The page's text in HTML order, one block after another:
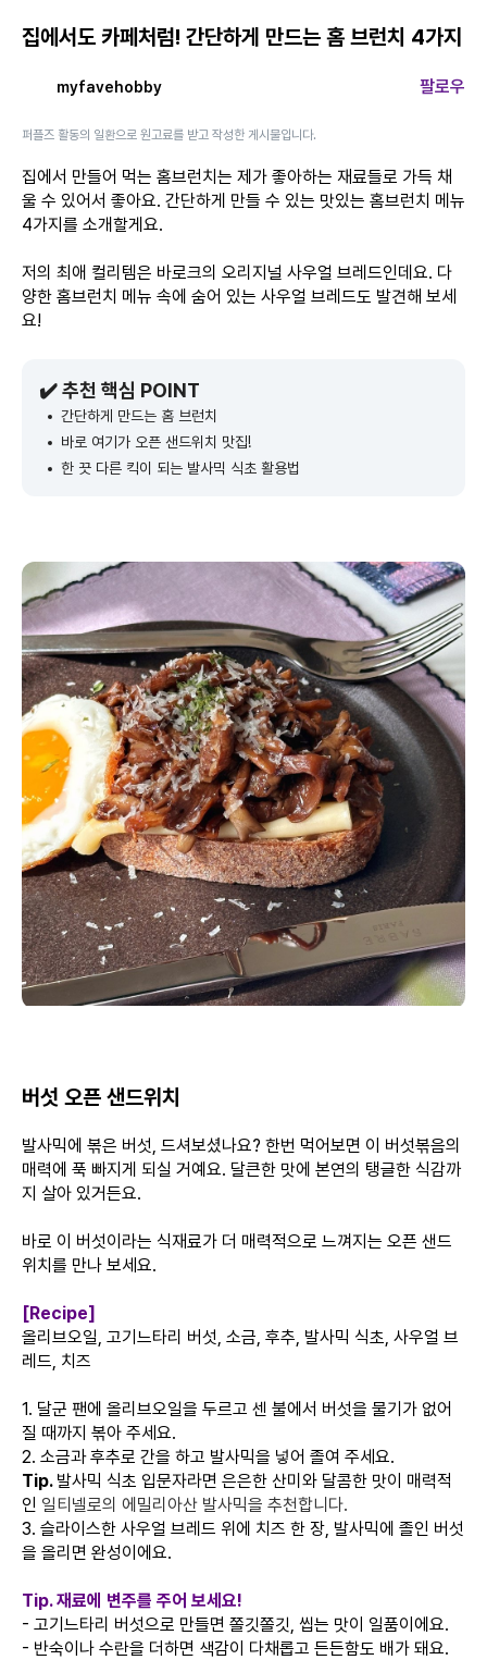
집에서도 카페처럼! 간단하게 만드는 홈 브런치 4가지
myfavehobby 팔로우
퍼플즈 활동의 일환으로 원고료를 받고 작성한 게시물입니다.
집에서 만들어 먹는 홈브런치는 제가 좋아하는 재료들로 가득 채
울 수 있어서 좋아요. 간단하게 만들 수 있는 맛있는 홈브런치 메뉴
4가지를 소개할게요.
저의 최애 컬리템은 바로크의 오리지널 사우얼 브레드인데요. 다
양한 홈브런치 메뉴 속에 숨어 있는 사우얼 브레드도 발견해 보세
요!
✔️ 추천 핵심 POINT
간단하게 만드는 홈 브런치
바로 여기가 오픈 샌드위치 맛집!
한 끗 다른 킥이 되는 발사믹 식초 활용법
버섯 오픈 샌드위치
발사믹에 볶은 버섯, 드셔보셨나요? 한번 먹어보면 이 버섯볶음의
매력에 푹 빠지게 되실 거예요. 달큰한 맛에 본연의 탱글한 식감까
지 살아 있거든요.
바로 이 버섯이라는 식재료가 더 매력적으로 느껴지는 오픈 샌드
위치를 만나 보세요.
[Recipe]
올리브오일, 고기느타리 버섯, 소금, 후추, 발사믹 식초, 사우얼 브
레드, 치즈
1. 달군 팬에 올리브오일을 두르고 센 불에서 버섯을 물기가 없어
질 때까지 볶아 주세요.
2. 소금과 후추로 간을 하고 발사믹을 넣어 졸여 주세요.
Tip. 발사믹 식초 입문자라면 은은한 산미와 달콤한 맛이 매력적
인 일티넬로의 에밀리아산 발사믹을 추천합니다.
3. 슬라이스한 사우얼 브레드 위에 치즈 한 장, 발사믹에 졸인 버섯
을 올리면 완성이에요.
Tip. 재료에 변주를 주어 보세요!
- 고기느타리 버섯으로 만들면 쫄깃쫄깃, 씹는 맛이 일품이에요.
- 반숙이나 수란을 더하면 색감이 다채롭고 든든함도 배가 돼요.